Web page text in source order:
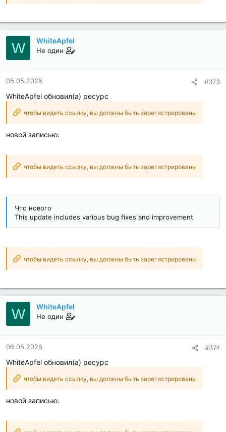
W WhiteApfel
Не один
05.05.2026 #373
WhiteApfel обновил(а) ресурс
чтобы видеть ссылку, вы должны быть зарегистрированы
новой записью:
чтобы видеть ссылку, вы должны быть зарегистрированы
Что нового
This update includes various bug fixes and improvement
чтобы видеть ссылку, вы должны быть зарегистрированы
W WhiteApfel
Не один
06.05.2026 #374
WhiteApfel обновил(а) ресурс
чтобы видеть ссылку, вы должны быть зарегистрированы
новой записью: